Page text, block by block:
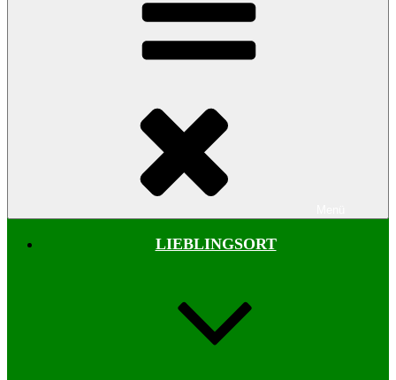
LIEBLINGSORT